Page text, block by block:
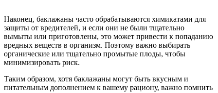
Наконец, баклажаны часто обрабатываются химикатами для
защиты от вредителей, и если они не были тщательно
вымыты или приготовлены, это может привести к попаданию
вредных веществ в организм. Поэтому важно выбирать
органические или тщательно промытые плоды, чтобы
минимизировать риск.
Таким образом, хотя баклажаны могут быть вкусным и
питательным дополнением к вашему рациону, важно помнить